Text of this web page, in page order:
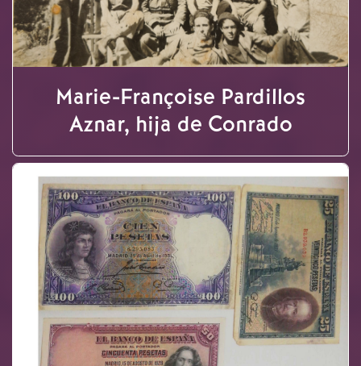
Marie-Françoise Pardillos
Aznar, hija de Conrado